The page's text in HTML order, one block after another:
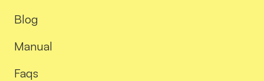
Blog
Manual
Faqs